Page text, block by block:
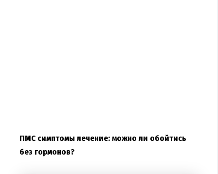
ПМС симптомы лечение: можно ли обойтись
без гормонов?